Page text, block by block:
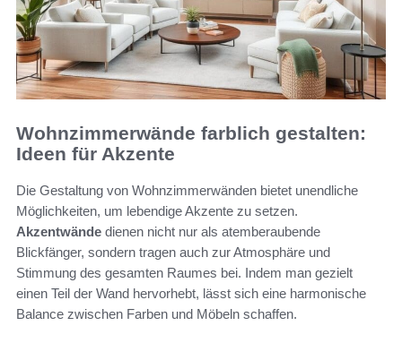
Wohnzimmerwände farblich gestalten:
Ideen für Akzente
Die Gestaltung von Wohnzimmerwänden bietet unendliche
Möglichkeiten, um lebendige Akzente zu setzen.
Akzentwände dienen nicht nur als atemberaubende
Blickfänger, sondern tragen auch zur Atmosphäre und
Stimmung des gesamten Raumes bei. Indem man gezielt
einen Teil der Wand hervorhebt, lässt sich eine harmonische
Balance zwischen Farben und Möbeln schaffen.